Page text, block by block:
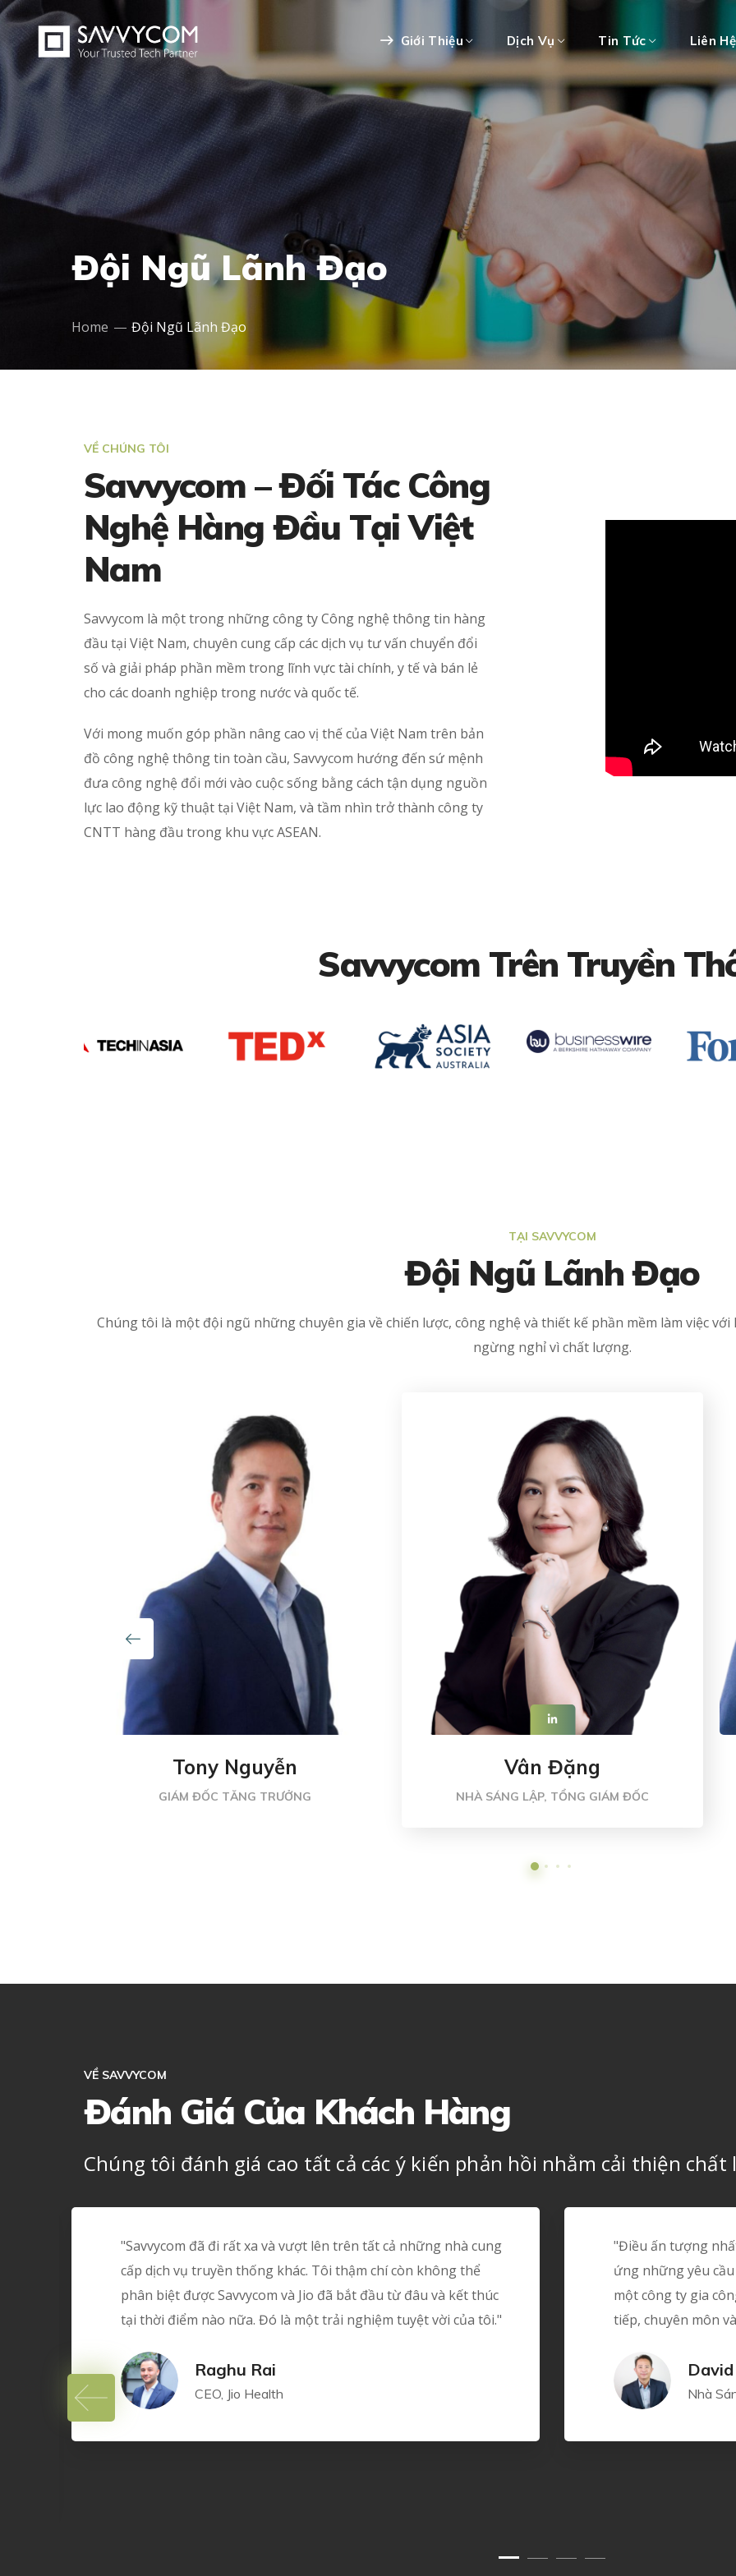
Giới Thiệu Dịch Vụ Tin Tức Liên Hệ
Đội Ngũ Lãnh Đạo
Home Đội Ngũ Lãnh Đạo
VỀ CHÚNG TÔI
Savvycom – Đối Tác Công
Nghệ Hàng Đầu Tại Việt
Nam
Savvycom là một trong những công ty Công nghệ thông tin hàng
đầu tại Việt Nam, chuyên cung cấp các dịch vụ tư vấn chuyển đổi
số và giải pháp phần mềm trong lĩnh vực tài chính, y tế và bán lẻ
cho các doanh nghiệp trong nước và quốc tế.
Với mong muốn góp phần nâng cao vị thế của Việt Nam trên bản
đồ công nghệ thông tin toàn cầu, Savvycom hướng đến sứ mệnh
đưa công nghệ đổi mới vào cuộc sống bằng cách tận dụng nguồn
lực lao động kỹ thuật tại Việt Nam, và tầm nhìn trở thành công ty
CNTT hàng đầu trong khu vực ASEAN.
Savvycom Trên Truyền
TẠI SAVVYCOM
Đội Ngũ Lãnh Đạo
Chúng tôi là một đội ngũ những chuyên gia về chiến lược, công nghệ và thiết kế phần mềm làm việc
ngừng nghỉ vì chất lượng.
Tony Nguyễn
GIÁM ĐỐC TĂNG TRƯỞNG
Vân Đặng
NHÀ SÁNG LẬP, TỔNG GIÁM ĐỐC
VỀ SAVVYCOM
Đánh Giá Của Khách Hàng
Chúng tôi đánh giá cao tất cả các ý kiến phản hồi nhằm cải thiện
"Savvycom đã đi rất xa và vượt lên trên tất cả những nhà cung
cấp dịch vụ truyền thống khác. Tôi thậm chí còn không thể
phân biệt được Savvycom và Jio đã bắt đầu từ đâu và kết thúc
tại thời điểm nào nữa. Đó là một trải nghiệm tuyệt vời của tôi."
Raghu Rai
CEO, Jio Health
"Điều ấn tượng
ứng những yêu
một công ty gia
tiếp, chuyên môn
Nhà